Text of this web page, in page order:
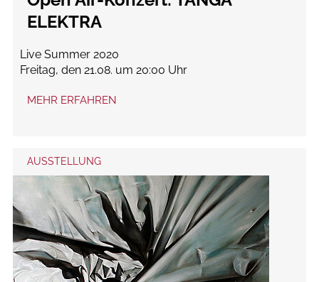
ELEKTRA
Live Summer 2020
Freitag, den 21.08. um 20:00 Uhr
MEHR ERFAHREN
AUSSTELLUNG